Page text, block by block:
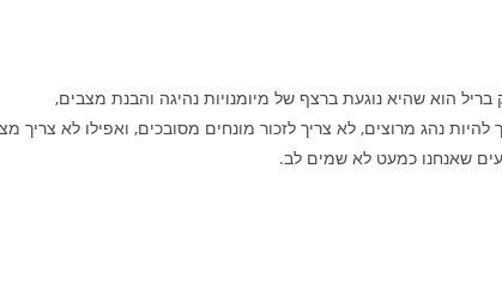
הוא שהיא נוגעת ברצף של מיומנויות נהיגה והבנת מצבים,
נהג מרוצים, לא צריך לזכור מונחים מסובכים, ואפילו לא צריך
שאנחנו כמעט לא שמים לב.